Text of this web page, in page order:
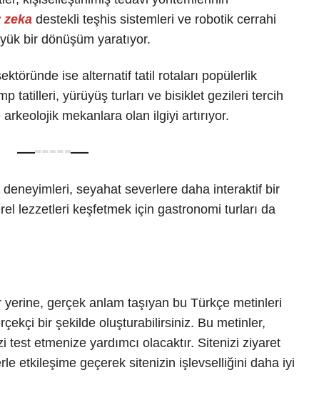
zeka destekli teşhis sistemleri ve robotik cerrahi
bir dönüşüm yaratıyor.
ise alternatif tatil rotaları popülerlik
tatilleri, yürüyüş turları ve bisiklet gezileri tercih
mekanlara olan ilgiyi artırıyor.
seyahat severlere daha interaktif bir
lezzetleri keşfetmek için gastronomi turları da
gerçek anlam taşıyan bu Türkçe metinleri
bir şekilde oluşturabilirsiniz. Bu metinler,
test etmenize yardımcı olacaktır. Sitenizi ziyaret
etkileşime geçerek sitenizin işlevselliğini daha iyi